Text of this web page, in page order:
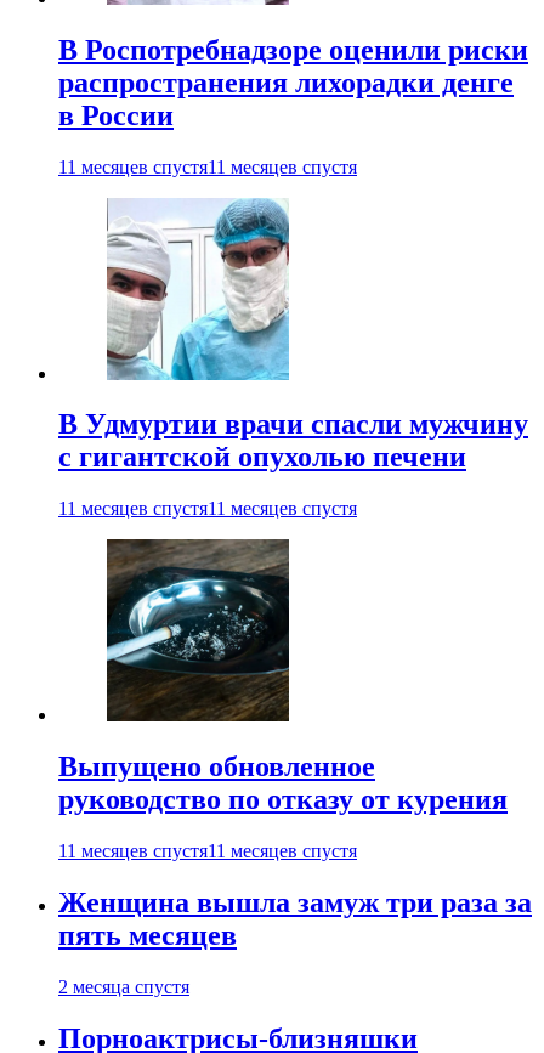
В Роспотребнадзоре оценили риски
распространения лихорадки денге
в России
11 месяцев спустя11 месяцев спустя
В Удмуртии врачи спасли мужчину
с гигантской опухолью печени
11 месяцев спустя11 месяцев спустя
Выпущено обновленное
руководство по отказу от курения
11 месяцев спустя11 месяцев спустя
Женщина вышла замуж три раза за
пять месяцев
2 месяца спустя
Порноактрисы-близняшки